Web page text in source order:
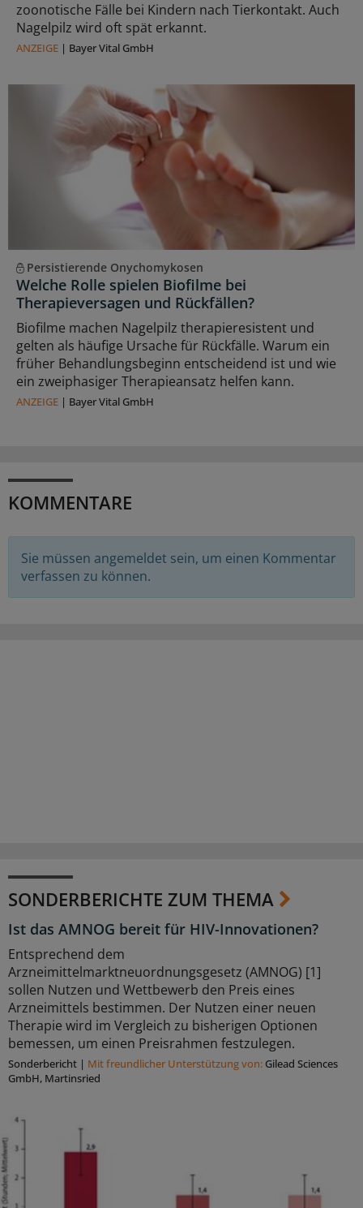
zoonotische Fälle bei Kindern nach Tierkontakt. Auch
Nagelpilz wird oft spät erkannt.
ANZEIGE | Bayer Vital GmbH
Persistierende Onychomykosen
Welche Rolle spielen Biofilme bei
Therapieversagen und Rückfällen?
Biofilme machen Nagelpilz therapieresistent und
gelten als häufige Ursache für Rückfälle. Warum ein
früher Behandlungsbeginn entscheidend ist und wie
ein zweiphasiger Therapieansatz helfen kann.
ANZEIGE | Bayer Vital GmbH
KOMMENTARE
Sie müssen angemeldet sein, um einen Kommentar
verfassen zu können.
SONDERBERICHTE ZUM THEMA
Ist das AMNOG bereit für HIV-Innovationen?
Entsprechend dem
Arzneimittelmarktneuordnungsgesetz (AMNOG) [1]
sollen Nutzen und Wettbewerb den Preis eines
Arzneimittels bestimmen. Der Nutzen einer neuen
Therapie wird im Vergleich zu bisherigen Optionen
bemessen, um einen Preisrahmen festzulegen.
Sonderbericht | Mit freundlicher Unterstützung von: Gilead Sciences
GmbH, Martinsried